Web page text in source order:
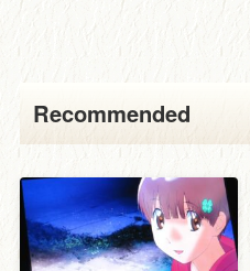
Recommended